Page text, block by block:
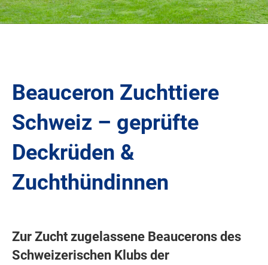
Beauceron Zuchttiere
Schweiz – geprüfte
Deckrüden &
Zuchthündinnen
Zur Zucht zugelassene Beaucerons des
Schweizerischen Klubs der